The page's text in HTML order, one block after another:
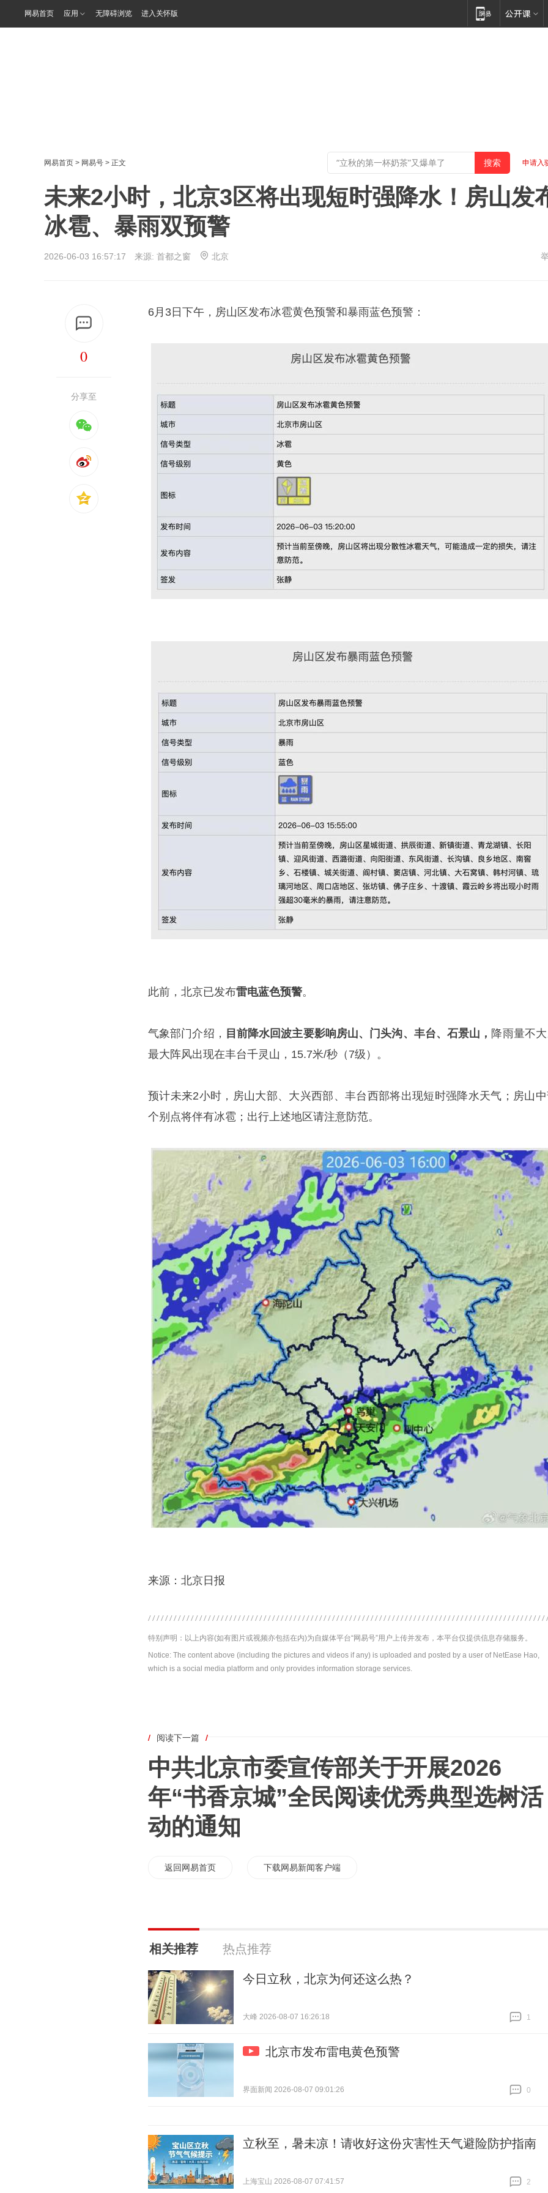
网易首页 应用 无障碍浏览 进入关怀版
网易首页 > 网易号 > 正文 申请入
未来2小时，北京3区将出现短时强降水！房山发
冰雹、暴雨双预警
2026-06-03 16:57:17 来源: 首都之窗 北京
0
分享至
6月3日下午，房山区发布冰雹黄色预警和暴雨蓝色预警：
此前，北京已发布雷电蓝色预警。
气象部门介绍， 目前降水回波主要影响房山、门头沟、丰台、石景山， 降雨量不
最大阵风出现在丰台千灵山，15.7米/秒（7级）。
预计未来2小时，房山大部、大兴西部、丰台西部将出现短时强降水天气；房山
个别点将伴有冰雹；出行上述地区请注意防范。
来源：北京日报
特别声明：以上内容(如有图片或视频亦包括在内)为自媒体平台“网易号”用户上传并发布，本平台仅提供信息存储服务。
Notice: The content above (including the pictures and videos if any) is uploaded and posted by a user of NetEase Hao,
which is a social media platform and only provides information storage services.
/ 阅读下一篇 /
中共北京市委宣传部关于开展2026
年“书香京城”全民阅读优秀典型选树活
动的通知
返回网易首页 下载网易新闻客户端
相关推荐 热点推荐
今日立秋，北京为何还这么热？
大峰 2026-08-07 16:26:18
1
北京市发布雷电黄色预警
界面新闻 2026-08-07 09:01:26
0
立秋至，暑未凉！请收好这份灾害性天气避险防护指南
上海宝山 2026-08-07 07:41:57
2